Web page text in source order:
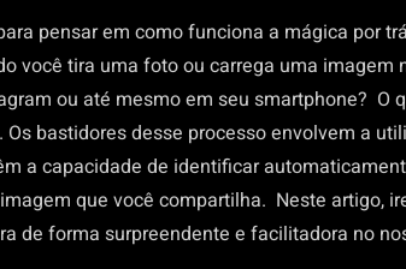
pensar em como funciona a mágica por
você tira uma foto ou carrega uma imagem
ou até mesmo em seu smartphone? O
Os bastidores desse processo envolvem a
a capacidade de identificar
que você compartilha. Neste artigo,
de forma surpreendente e facilitadora no